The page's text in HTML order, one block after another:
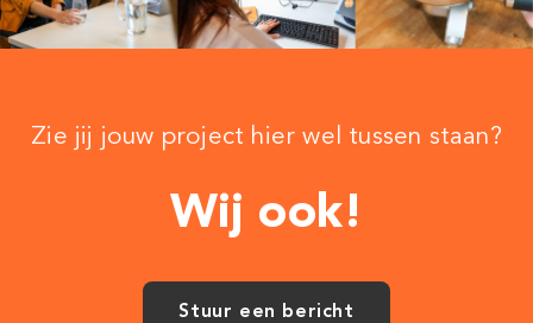
Zie jij jouw project hier wel tussen staan?
Wij ook!
Stuur een bericht